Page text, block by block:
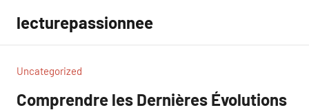
contenu
lecturepassionnee
Uncategorized
Comprendre les Dernières Évolutions